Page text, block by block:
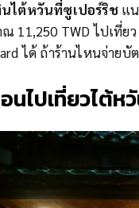
นไต้หวันที่ซูเปอร์ริช แ
11,250 TWD ไปเที่ย
ได้ ถ้าร้านไหนจ่าย
นไปเที่ยวไต้